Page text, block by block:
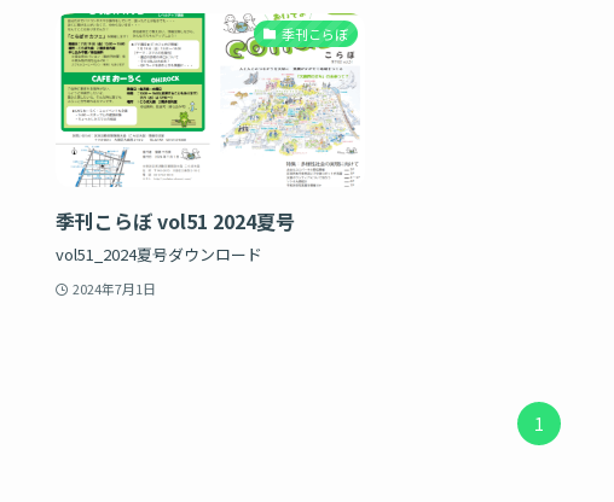
季刊こらぼ
季刊こらぼ vol51 2024夏号
vol51_2024夏号ダウンロード
2024年7月1日
1